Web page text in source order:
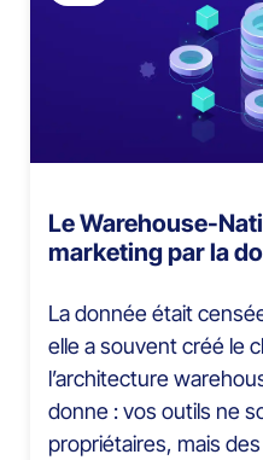
Le Warehouse-
marketing par la
La donnée était
elle a souvent créé le
l’architecture
donne : vos outils ne
propriétaires, mais